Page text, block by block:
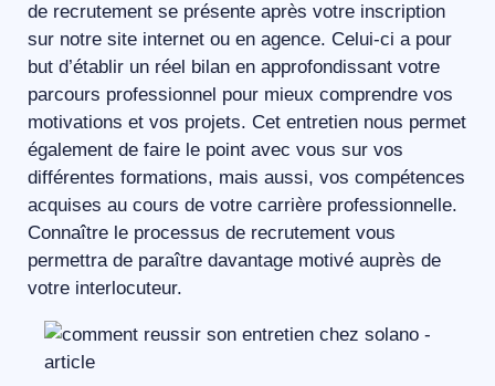
de recrutement se présente après votre inscription
sur notre site internet ou en agence. Celui-ci a pour
but d’établir un réel bilan en approfondissant votre
parcours professionnel pour mieux comprendre vos
motivations et vos projets. Cet entretien nous permet
également de faire le point avec vous sur vos
différentes formations, mais aussi, vos compétences
acquises au cours de votre carrière professionnelle.
Connaître le processus de recrutement vous
permettra de paraître davantage motivé auprès de
votre interlocuteur.